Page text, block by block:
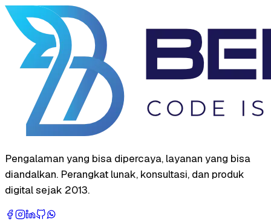
Pengalaman yang bisa dipercaya, layanan yang bisa
diandalkan. Perangkat lunak, konsultasi, dan produk
digital sejak 2013.